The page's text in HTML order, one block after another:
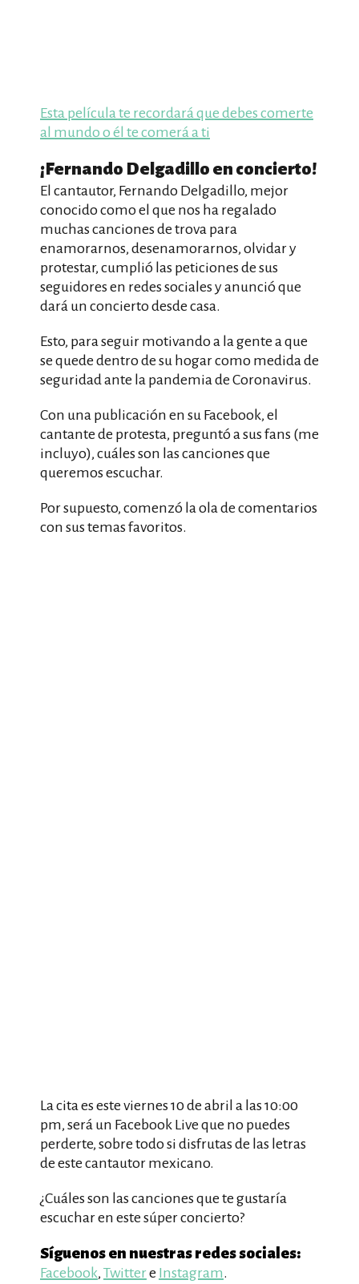
Esta película te recordará que debes comerte
al mundo o él te comerá a ti
¡Fernando Delgadillo en concierto!
El cantautor, Fernando Delgadillo, mejor
conocido como el que nos ha regalado
muchas canciones de trova para
enamorarnos, desenamorarnos, olvidar y
protestar, cumplió las peticiones de sus
seguidores en redes sociales y anunció que
dará un concierto desde casa.
Esto, para seguir motivando a la gente a que
se quede dentro de su hogar como medida de
seguridad ante la pandemia de Coronavirus.
Con una publicación en su Facebook, el
cantante de protesta, preguntó a sus fans (me
incluyo), cuáles son las canciones que
queremos escuchar.
Por supuesto, comenzó la ola de comentarios
con sus temas favoritos.
La cita es este viernes 10 de abril a las 10:00
pm, será un Facebook Live que no puedes
perderte, sobre todo si disfrutas de las letras
de este cantautor mexicano.
¿Cuáles son las canciones que te gustaría
escuchar en este súper concierto?
Síguenos en nuestras redes sociales:
Facebook, Twittere Instagram.